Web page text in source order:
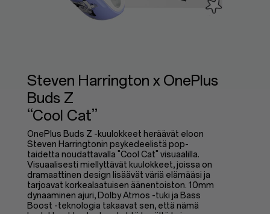
Steven Harrington x OnePlus
Buds Z
“Cool Cat”
OnePlus Buds Z -kuulokkeet heräävät eloon
Steven Harringtonin psykedeelistä pop-
taidetta noudattavalla "Cool Cat" visuaalilla.
Visuaalisesti miellyttävät kuulokkeet, joissa on
dramaattinen design lisäävät väriä elämääsi ja
tarjoavat korkealaatuisen äänentoiston. 10mm
dynaaminen ajuri, Dolby Atmos -tuki ja Bass
Boost -teknologia takaavat sen, että nämä